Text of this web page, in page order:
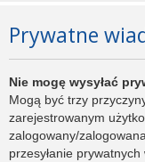
Prywatne
Nie mogę wysyłać
Mogą być trzy
zarejestrowanym
zalogowany/
przesyłanie